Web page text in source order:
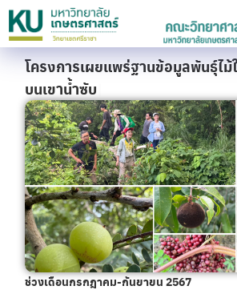
โครงการเผยแพร่ฐานข้อมูลพันธุ์ไ
บนเขาน้ำซับ
ช่วงเดือนกรกฎาคม-กันยายน 2567